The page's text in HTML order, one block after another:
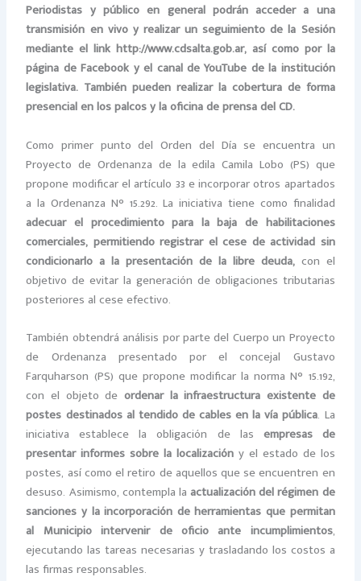
Periodistas y público en general podrán acceder a una
transmisión en vivo y realizar un seguimiento de la Sesión
mediante el link http://www.cdsalta.gob.ar, así como por la
página de Facebook y el canal de YouTube de la institución
legislativa. También pueden realizar la cobertura de forma
presencial en los palcos y la oficina de prensa del CD.
Como primer punto del Orden del Día se encuentra un
Proyecto de Ordenanza de la edila Camila Lobo (PS) que
propone modificar el artículo 33 e incorporar otros apartados
a la Ordenanza N° 15.292. La iniciativa tiene como finalidad
adecuar el procedimiento para la baja de habilitaciones
comerciales, permitiendo registrar el cese de actividad sin
condicionarlo a la presentación de la libre deuda,con el
objetivo de evitar la generación de obligaciones tributarias
posteriores al cese efectivo.
También obtendrá análisis por parte del Cuerpo un Proyecto
de Ordenanza presentado por el concejal Gustavo
Farquharson (PS) que propone modificar la norma N° 15.192,
con el objeto de ordenar la infraestructura existente de
postes destinados al tendido de cables en la vía pública. La
iniciativa establece la obligación de las empresas de
presentar informes sobre la localización y el estado de los
postes, así como el retiro de aquellos que se encuentren en
desuso. Asimismo, contempla laactualización del régimen de
sanciones y la incorporación de herramientas que permitan
al Municipio intervenir de oficio ante incumplimientos,
ejecutando las tareas necesarias y trasladando los costos a
las firmas responsables.